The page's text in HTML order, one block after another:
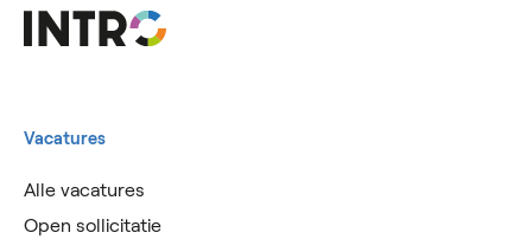
Vacatures
Alle vacatures
Open sollicitatie